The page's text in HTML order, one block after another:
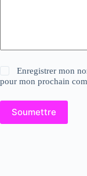
Enregistrer mon
pour mon prochain
Soumettre